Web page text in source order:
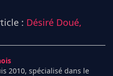
: Désiré Doué,
2010, spécialisé dans le